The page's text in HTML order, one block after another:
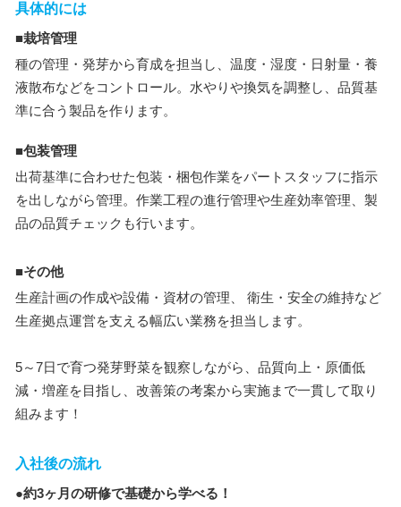
具体的には
■栽培管理
種の管理・発芽から育成を担当し、温度・湿度・日射量・養
液散布などをコントロール。水やりや換気を調整し、品質基
準に合う製品を作ります。
■包装管理
出荷基準に合わせた包装・梱包作業をパートスタッフに指示
を出しながら管理。作業工程の進行管理や生産効率管理、製
品の品質チェックも行います。
■その他
生産計画の作成や設備・資材の管理、 衛生・安全の維持など
生産拠点運営を支える幅広い業務を担当します。
5～7日で育つ発芽野菜を観察しながら、品質向上・原価低
減・増産を目指し、改善策の考案から実施まで一貫して取り
組みます！
入社後の流れ
●約3ヶ月の研修で基礎から学べる！